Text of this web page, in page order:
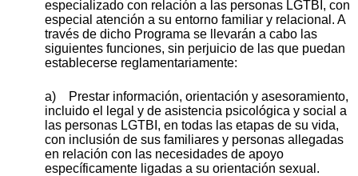
especializado con relación a las personas LGTBI, con
especial atención a su entorno familiar y relacional. A
través de dicho Programa se llevarán a cabo las
siguientes funciones, sin perjuicio de las que puedan
establecerse reglamentariamente:
a) Prestar información, orientación y asesoramiento,
incluido el legal y de asistencia psicológica y social a
las personas LGTBI, en todas las etapas de su vida,
con inclusión de sus familiares y personas allegadas
en relación con las necesidades de apoyo
específicamente ligadas a su orientación sexual.